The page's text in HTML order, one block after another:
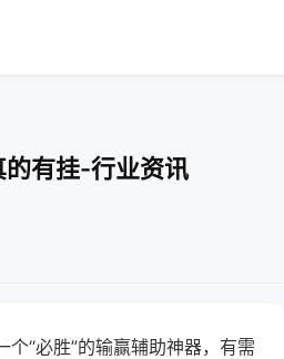
有挂-行业资讯
“必胜”的输赢辅助神器，有需